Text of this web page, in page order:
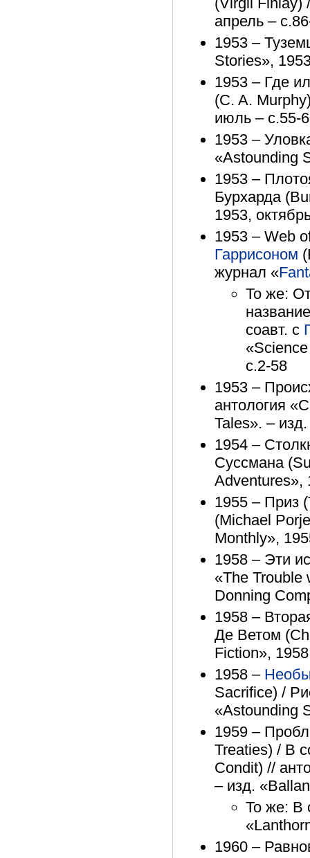
апрель –
1953 –
Stories»,
1953 – Где
(C. A.
июль – с.55-
1953 –
«Astounding
1953 –
Бурхарда
1953,
1953 – Web
Гаррисоном
журнал «
То же:
соавт. с
с.2-58
1953 –
антология
Tales». –
1954 –
Суссмана
Adventures»,
1955 – Приз
(Michael
Monthly»,
1958 – Эти
«The Trouble
Donning
1958 –
Де Ветом
Fiction»,
1958 –
Sacrifice) /
«Astounding
1959 –
Treaties) / В
Condit) //
– изд.
То же: В
1960 –